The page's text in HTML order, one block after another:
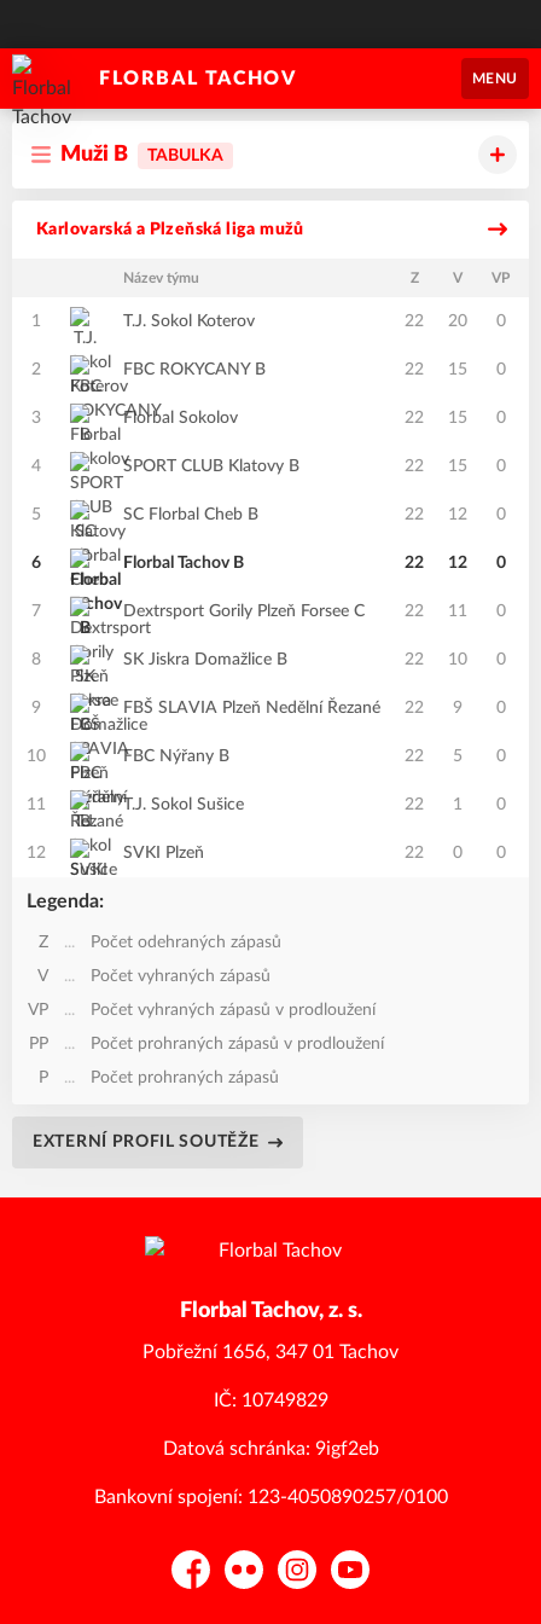
FLORBAL TACHOV MENU
Muži B TABULKA
Karlovarská a Plzeňská liga mužů
Název týmu Z V VP
1 T.J. Sokol Koterov 22 20 0
2 FBC ROKYCANY B 22 15 0
3 Florbal Sokolov 22 15 0
4 SPORT CLUB Klatovy B 22 15 0
5 SC Florbal Cheb B 22 12 0
6 Florbal Tachov B 22 12 0
7 Dextrsport Gorily Plzeň Forsee C 22 11 0
8 SK Jiskra Domažlice B 22 10 0
9 FBŠ SLAVIA Plzeň Nedělní Řezané 22 9 0
10 FBC Nýřany B 22 5 0
11 T.J. Sokol Sušice 22 1 0
12 SVKI Plzeň 22 0 0
Legenda:
Z ...
Počet odehraných zápasů
V
...
Počet vyhraných zápasů
VP
...
Počet vyhraných zápasů v prodloužení
PP
...
Počet prohraných zápasů v prodloužení
P
... Počet prohraných zápasů
EXTERNÍ PROFIL SOUTĚŽE
Florbal Tachov, z. s.
Pobřežní 1656, 347 01 Tachov
IČ: 10749829
Datová schránka: 9igf2eb
Bankovní spojení: 123-4050890257/0100
FacebookFlickr InstagramYouTube